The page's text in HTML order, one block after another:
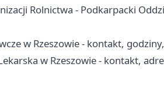
Rolnictwa - Podkarpacki
w Rzeszowie - kontakt,
w Rzeszowie - kontakt,